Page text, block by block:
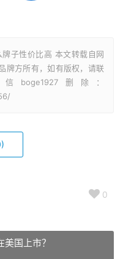
子性价比高 本文转载自网
牌方所有，如有版权，请联
删除：
0
国上市？